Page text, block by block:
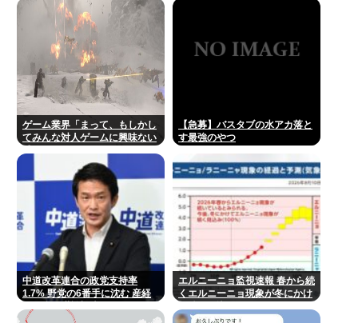
ゲーム業界「まって、もしかし
てみんな対人ゲームに興味ない
【急募】バスタブの水アカ落と
す最強のやつ
中道改革連合の政党支持率
1.7% 野党の6番手に沈む 産経
エルニーニョ監視速報 春から続
くエルニーニョ現象が冬にかけ